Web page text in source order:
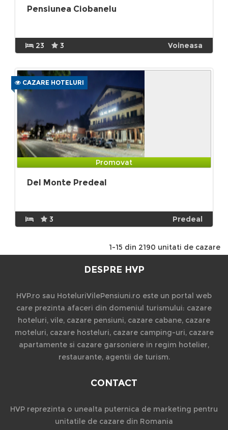
Pensiunea Ciobanelu
23 3 Voineasa
CAZARE HOTELURI
Promovat
Del Monte Predeal
3 Predeal
1-15 din 2190 unitati de cazare
DESPRE HVP
HVP.ro sau HoteluriVilePensiuni.ro este un portal web
care prezinta afaceri din domeniul turismului: cazare
hoteluri, vile, cazare pensiuni, cazare cabane, cazare
moteluri, cazare hosteluri, cazare camping-uri, cazare
apartamente si cazare garsoniere in regim hotelier,
restaurante, agentii de turism.
CONTACT
HVP reprezinta o unealta puternica de marketing pentru
unitatile de cazare din Romania